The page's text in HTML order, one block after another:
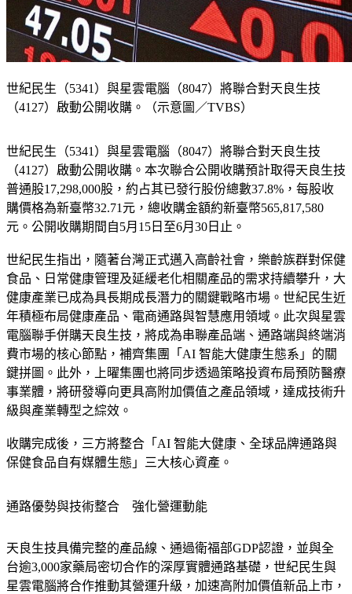
世紀民生（5341）與星雲電腦（8047）將聯合對天良生技
世紀民生（5341）與星雲電腦（8047）將聯合對天良生技
（4127）啟動公開收購。本次聯合公開收購預計取得天良生技
普通股17,298,000股，約占其已發行股份總數37.8%，每股收
購價格為新臺幣32.71元，總收購金額約新臺幣565,817,580
世紀民生指出，隨著台灣正式邁入高齡社會，樂齡族群對保健
食品、日常健康管理及延緩老化相關產品的需求持續攀升，大
健康產業已成為具長期成長潛力的關鍵戰略市場。世紀民生近
年積極布局健康產品、電商通路與智慧應用領域。此次與星雲
電腦聯手併購天良生技，將成為串聯產品端、通路端與終端消
費市場的核心節點，補齊集團「AI 智能大健康生態系」的關
鍵拼圖。此外，上曜集團也將同步透過策略投資布局預防醫療
事業體，將研發導向更具高附加價值之產品領域，達成技術升
收購完成後，三方將整合「AI 智能大健康、全球品牌通路與
天良生技具備完整的產品線、通過衛福部GDP認證，並與全
台逾3,000家藥局密切合作的深厚實體通路基礎，世紀民生與